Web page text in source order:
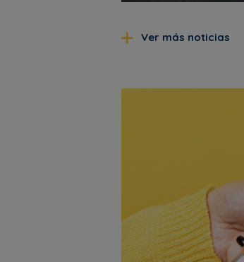
Ver más noticias